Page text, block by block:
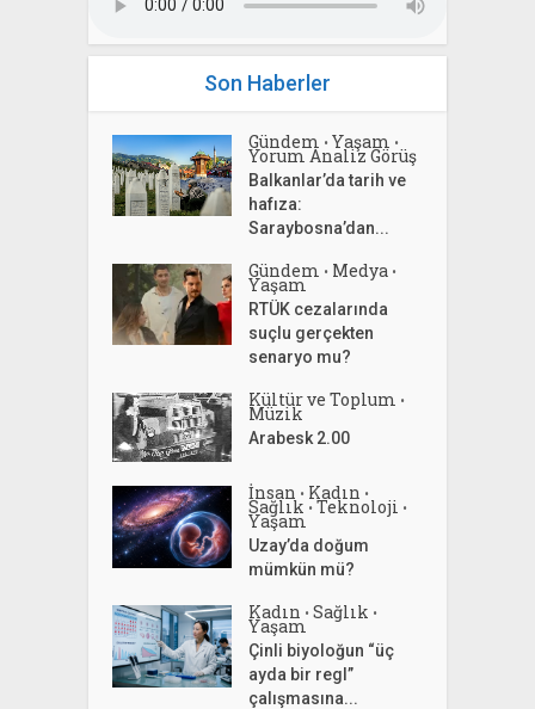
Son Haberler
Gündem • Yaşam •
Yorum Analiz Görüş
Balkanlar’da tarih ve
hafıza:
Saraybosna’dan...
Gündem • Medya •
Yaşam
RTÜK cezalarında
suçlu gerçekten
senaryo mu?
Kültür ve Toplum •
Müzik
Arabesk 2.00
İnsan • Kadın •
Sağlık • Teknoloji •
Yaşam
Uzay’da doğum
mümkün mü?
Kadın • Sağlık •
Yaşam
Çinli biyoloğun “üç
ayda bir regl”
çalışmasına...